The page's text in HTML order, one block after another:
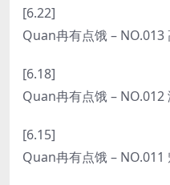
[6.22]
Quan冉有点饿 –
[6.18]
Quan冉有点饿 – NO.012
[6.15]
Quan冉有点饿 –